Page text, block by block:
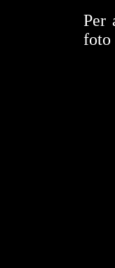
Per
foto